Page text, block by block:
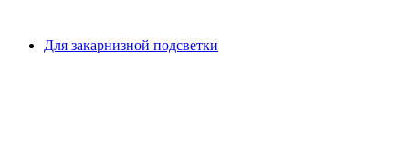
Для закарнизной подсветки